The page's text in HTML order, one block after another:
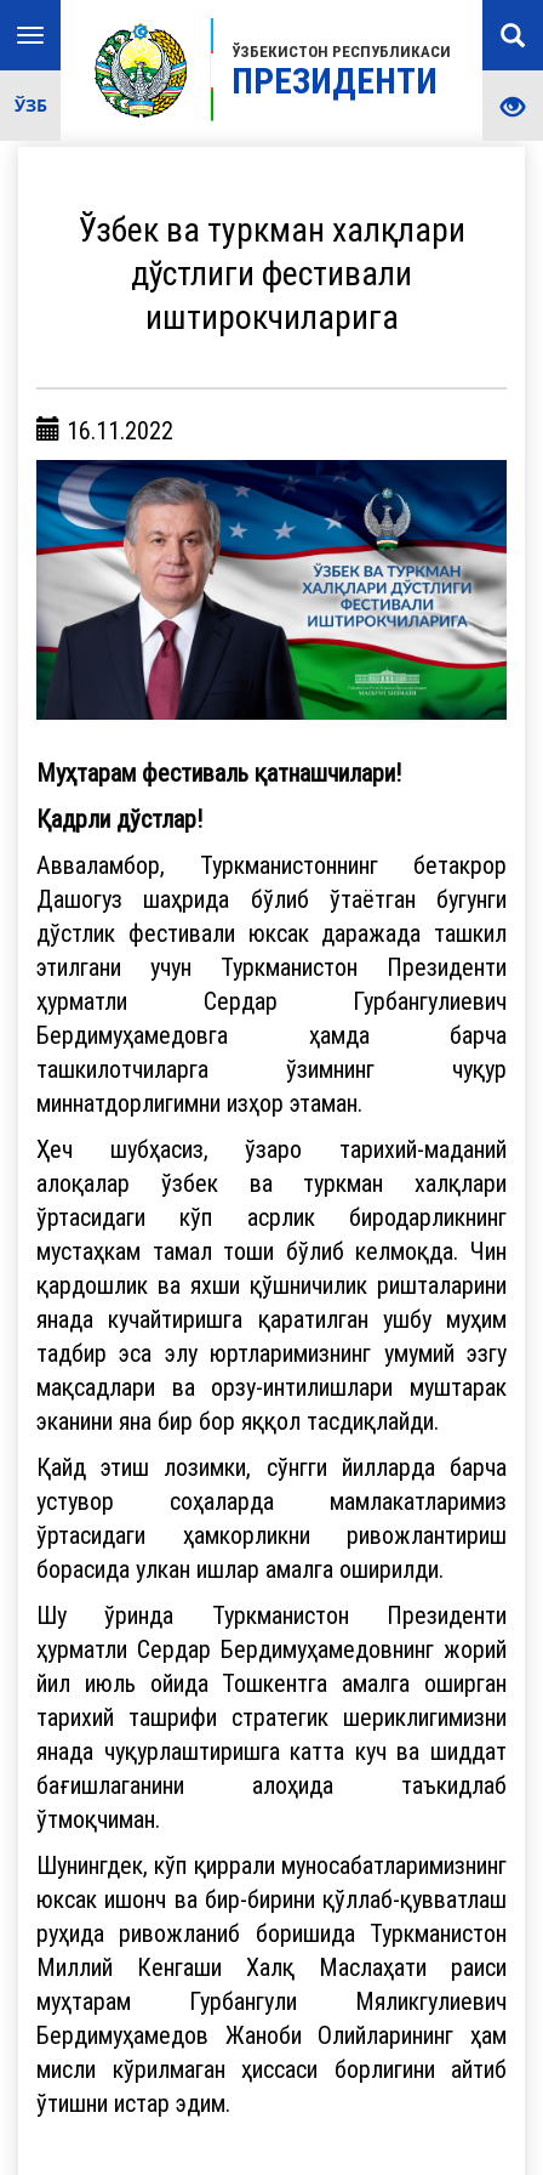
ЎЗБЕКИСТОН РЕСПУБЛИКАСИ
ПРЕЗИДЕНТИ
Toggle
navigation
ЎЗБ
Ўзбек ва туркман халқлари
дўстлиги фестивали
иштирокчиларига
16.11.2022
Муҳтарам фестиваль қатнашчилари!
Қадрли дўстлар!
Авваламбор, Туркманистоннинг бетакрор
Дашогуз шаҳрида бўлиб ўтаётган бугунги
дўстлик фестивали юксак даражада ташкил
этилгани учун Туркманистон Президенти
ҳурматли Сердар Гурбангулиевич
Бердимуҳамедовга ҳамда барча
ташкилотчиларга ўзимнинг чуқур
миннатдорлигимни изҳор этаман.
Ҳеч шубҳасиз, ўзаро тарихий-маданий
алоқалар ўзбек ва туркман халқлари
ўртасидаги кўп асрлик биродарликнинг
мустаҳкам тамал тоши бўлиб келмоқда. Чин
қардошлик ва яхши қўшничилик ришталарини
янада кучайтиришга қаратилган ушбу муҳим
тадбир эса элу юртларимизнинг умумий эзгу
мақсадлари ва орзу-интилишлари муштарак
эканини яна бир бор яққол тасдиқлайди.
Қайд этиш лозимки, сўнгги йилларда барча
устувор соҳаларда мамлакатларимиз
ўртасидаги ҳамкорликни ривожлантириш
борасида улкан ишлар амалга оширилди.
Шу ўринда Туркманистон Президенти
ҳурматли Сердар Бердимуҳамедовнинг жорий
йил июль ойида Тошкентга амалга оширган
тарихий ташрифи стратегик шериклигимизни
янада чуқурлаштиришга катта куч ва шиддат
бағишлаганини алоҳида таъкидлаб
ўтмоқчиман.
Шунингдек, кўп қиррали муносабатларимизнинг
юксак ишонч ва бир-бирини қўллаб-қувватлаш
руҳида ривожланиб боришида Туркманистон
Миллий Кенгаши Халқ Маслаҳати раиси
муҳтарам Гурбангули Мяликгулиевич
Бердимуҳамедов Жаноби Олийларининг ҳам
мисли кўрилмаган ҳиссаси борлигини айтиб
ўтишни истар эдим.